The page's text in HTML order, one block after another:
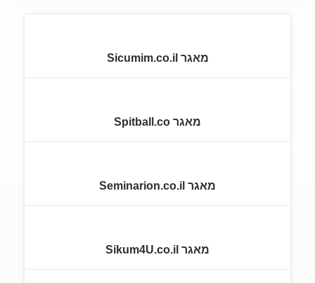
מאגר Sicumim.co.il
מאגר Spitball.co
מאגר Seminarion.co.il
מאגר Sikum4U.co.il